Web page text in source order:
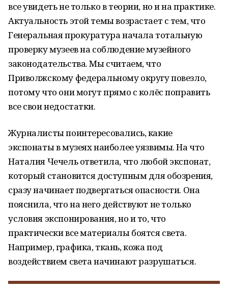
все увидеть не только в теории, но и на практике.
Актуальность этой темы возрастает с тем, что
Генеральная прокуратура начала тотальную
проверку музеев на соблюдение музейного
законодательства. Мы считаем, что
Приволжскому федеральному округу повезло,
потому что они могут прямо с колёс поправить
все свои недостатки.
Журналисты поинтересовались, какие
экспонаты в музеях наиболее уязвимы. На что
Наталия Чечель ответила, что любой экспонат,
который становится доступным для обозрения,
сразу начинает подвергаться опасности. Она
пояснила, что на него действуют не только
условия экспонирования, но и то, что
практически все материалы боятся света.
Например, графика, ткань, кожа под
воздействием света начинают разрушаться.